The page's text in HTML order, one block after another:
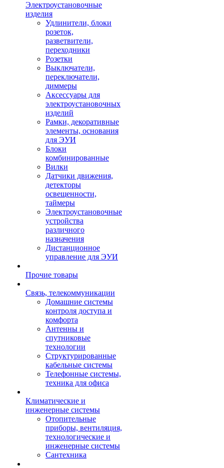
Электроустановочные
изделия
Удлинители, блоки
розеток,
разветвители,
переходники
Розетки
Выключатели,
переключатели,
диммеры
Аксессуары для
электроустановочных
изделий
Рамки, декоративные
элементы, основания
для ЭУИ
Блоки
комбинированные
Вилки
Датчики движения,
детекторы
освещенности,
таймеры
Электроустановочные
устройства
различного
назначения
Дистанционное
управление для ЭУИ
Прочие товары
Связь, телекоммуникации
Домашние системы
контроля доступа и
комфорта
Антенны и
спутниковые
технологии
Структурированные
кабельные системы
Телефонные системы,
техника для офиса
Климатические и
инженерные системы
Отопительные
приборы, вентиляция,
технологические и
инженерные системы
Сантехника